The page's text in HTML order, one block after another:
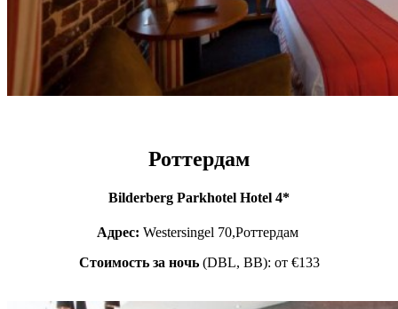
Роттердам
Bilderberg Parkhotel Hotel 4*
Адрес: Westersingel 70,Роттердам
Стоимость за ночь(DBL, BB): от €133